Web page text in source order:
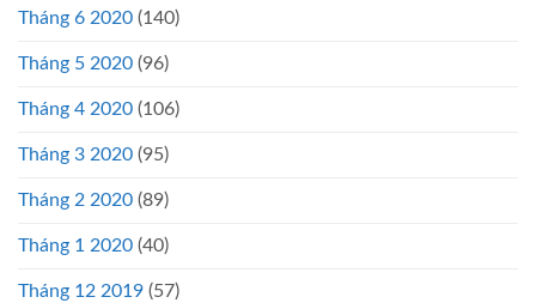
Tháng 6 2020 (140)
Tháng 5 2020 (96)
Tháng 4 2020 (106)
Tháng 3 2020 (95)
Tháng 2 2020 (89)
Tháng 1 2020 (40)
Tháng 12 2019 (57)